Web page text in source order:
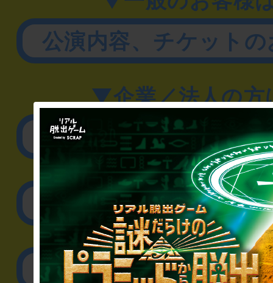
公演内容、チケット
▼企業／法人の方
リアル脱出ゲーム制作
取材に関するお
その他のご相談／